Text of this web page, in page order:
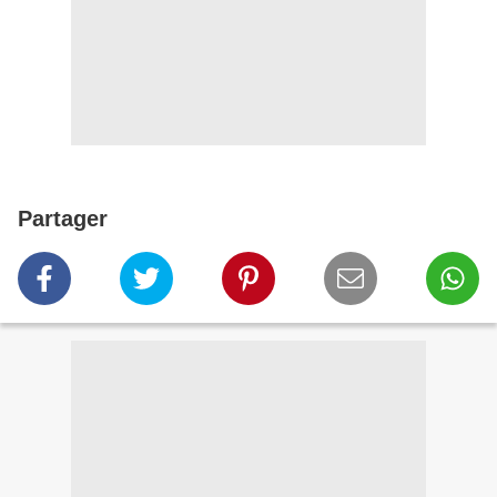
Partager